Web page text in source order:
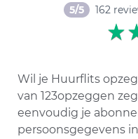
5/5 162
Wil je Huurflits
van 123opzeggen
eenvoudig je
persoonsgegevens